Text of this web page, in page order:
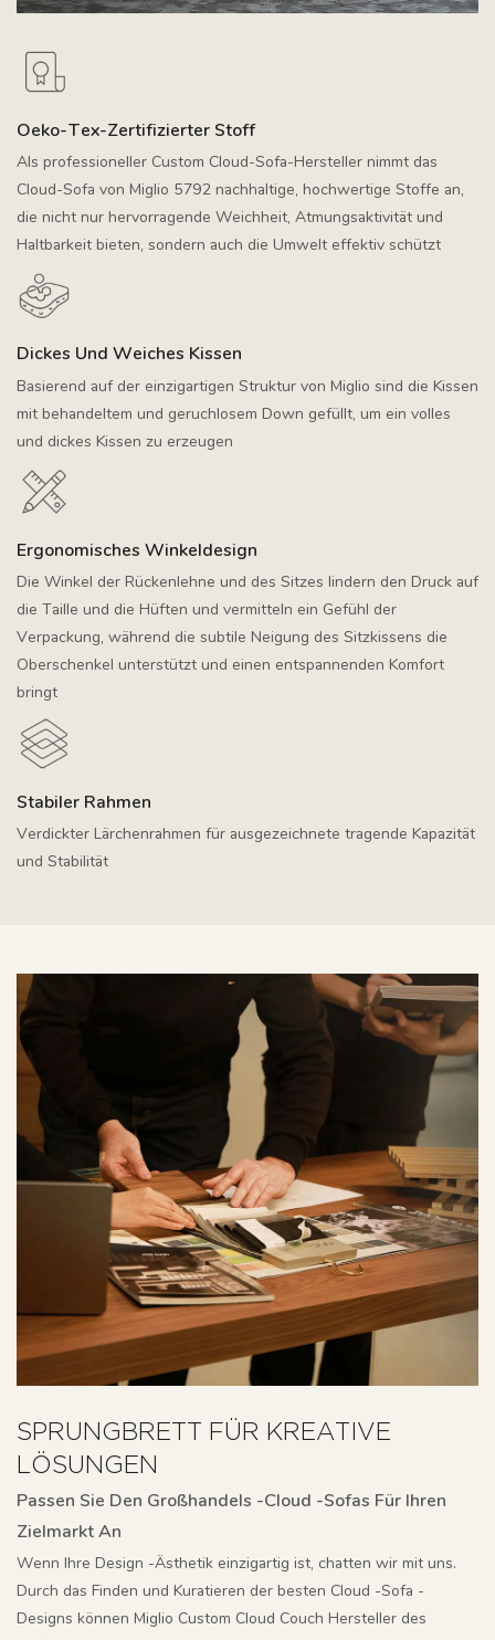
Oeko-Tex-Zertifizierter Stoff
Als professioneller Custom Cloud-Sofa-Hersteller nimmt das
Cloud-Sofa von Miglio 5792 nachhaltige, hochwertige Stoffe an,
die nicht nur hervorragende Weichheit, Atmungsaktivität und
Haltbarkeit bieten, sondern auch die Umwelt effektiv schützt
Dickes Und Weiches Kissen
Basierend auf der einzigartigen Struktur von Miglio sind die Kissen
mit behandeltem und geruchlosem Down gefüllt, um ein volles
und dickes Kissen zu erzeugen
Ergonomisches Winkeldesign
Die Winkel der Rückenlehne und des Sitzes lindern den Druck auf
die Taille und die Hüften und vermitteln ein Gefühl der
Verpackung, während die subtile Neigung des Sitzkissens die
Oberschenkel unterstützt und einen entspannenden Komfort
bringt
Stabiler Rahmen
Verdickter Lärchenrahmen für ausgezeichnete tragende Kapazität
und Stabilität
SPRUNGBRETT FÜR KREATIVE
LÖSUNGEN
Passen Sie Den Großhandels -Cloud -Sofas Für Ihren
Zielmarkt An
Wenn Ihre Design -Ästhetik einzigartig ist, chatten wir mit uns.
Durch das Finden und Kuratieren der besten Cloud -Sofa -
Designs können Miglio Custom Cloud Couch Hersteller des